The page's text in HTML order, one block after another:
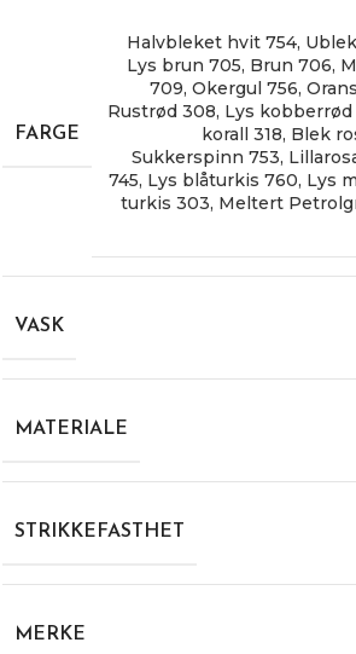
FARGE
Halvbleket hvit 754,
Lys brun 705, Brun 706,
709, Okergul 756,
Rustrød 308, Lys kobberrød
korall 318, Blek
Sukkerspinn 753,
745, Lys blåturkis 760, Lys
turkis 303, Meltert
VASK
MATERIALE
STRIKKEFASTHET
MERKE